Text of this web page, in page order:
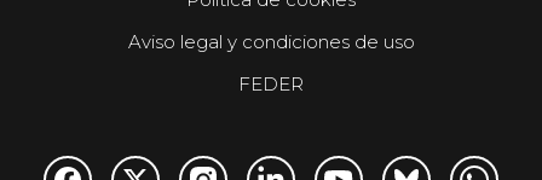
Aviso legal y condiciones de uso
FEDER